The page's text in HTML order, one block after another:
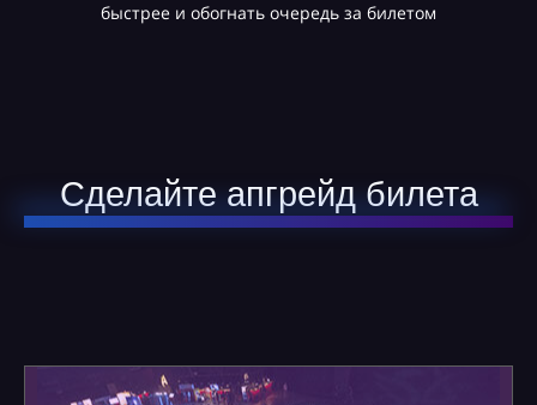
быстрее и обогнать очередь за билетом
Сделайте апгрейд билета